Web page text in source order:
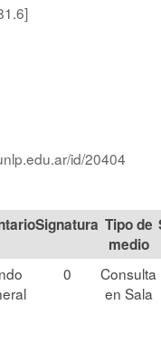
id/20404
Signatura Tipo de
medio
0
Consulta
en Sala